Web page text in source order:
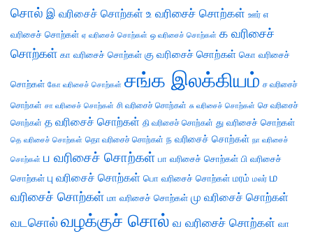
சொல் இ வரிசைச் சொற்கள் உ வரிசைச் சொற்கள் ஊர் எ
வரிசைச் சொற்கள் ஏ வரிசைச் சொற்கள் ஒ வரிசைச் சொற்கள் க வரிசைச்
சொற்கள் கா வரிசைச் சொற்கள் கு வரிசைச் சொற்கள் கொ வரிசைச்
சொற்கள் கோ வரிசைச் சொற்கள் சங்க இலக்கியம் ச வரிசைச்
சொற்கள் சா வரிசைச் சொற்கள் சி வரிசைச் சொற்கள் சு வரிசைச் சொற்கள் செ வரிசைச்
சொற்கள் த வரிசைச் சொற்கள் தி வரிசைச் சொற்கள் து வரிசைச் சொற்கள்
தெ வரிசைச் சொற்கள் தொ வரிசைச் சொற்கள் ந வரிசைச் சொற்கள் நா வரிசைச்
சொற்கள் ப வரிசைச் சொற்கள் பா வரிசைச் சொற்கள் பி வரிசைச்
சொற்கள் பு வரிசைச் சொற்கள் பொ வரிசைச் சொற்கள் மரம் மலர் ம
வரிசைச் சொற்கள் மா வரிசைச் சொற்கள் மு வரிசைச் சொற்கள்
வடசொல் வழக்குச் சொல் வ வரிசைச் சொற்கள் வா